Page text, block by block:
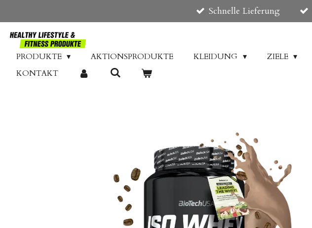
Hauptinhalt
springen
Schnelle Lieferung
PRODUKTE AKTIONSPRODUKTE KLEIDUNG ZIELE
KONTAKT